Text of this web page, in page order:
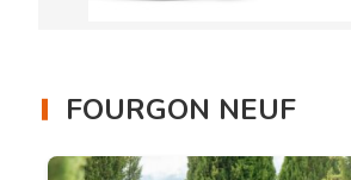
FOURGON NEUF